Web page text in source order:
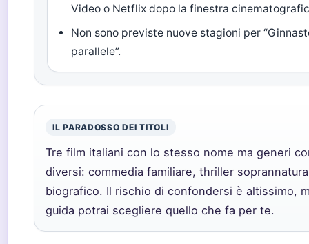
Video o Netflix dopo la finestra
Non sono previste nuove stagioni per
parallele”.
IL PARADOSSO DEI TITOLI
Tre film italiani con lo stesso nome ma generi
diversi: commedia familiare, thriller
biografico. Il rischio di confondersi è altissimo,
guida potrai scegliere quello che fa per te.